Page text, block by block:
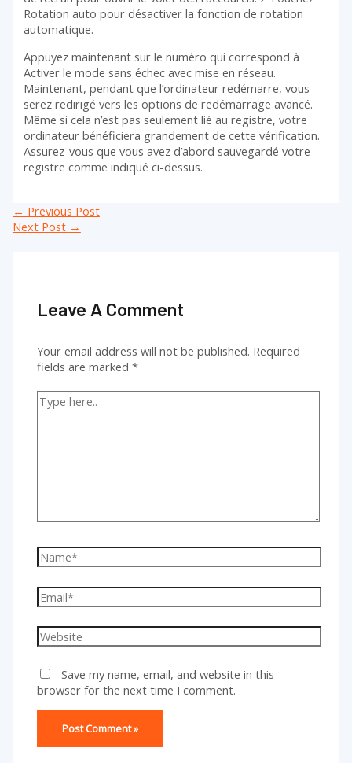
Rotation auto pour désactiver la fonction de rotation
automatique.
Appuyez maintenant sur le numéro qui correspond à
Activer le mode sans échec avec mise en réseau.
Maintenant, pendant que l’ordinateur redémarre, vous
serez redirigé vers les options de redémarrage avancé.
Même si cela n’est pas seulement lié au registre, votre
ordinateur bénéficiera grandement de cette vérification.
Assurez-vous que vous avez d’abord sauvegardé votre
registre comme indiqué ci-dessus.
Post
navigation
← Previous Post
Next Post →
Leave A Comment
Your email address will not be published. Required
fields are marked*
Type
here..
Name*
Email*
Website
Save my name, email, and website in this
browser for the next time I comment.